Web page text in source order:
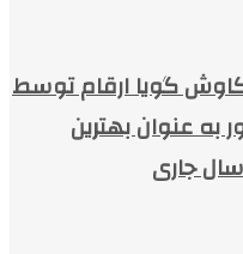
گویا ارقام توسط
به عنوان بهترین
جاری